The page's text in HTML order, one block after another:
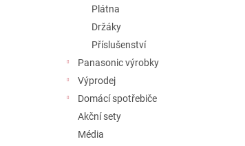
Plátna
Držáky
Příslušenství
Panasonic výrobky
Výprodej
Domácí spotřebiče
Akční sety
Média